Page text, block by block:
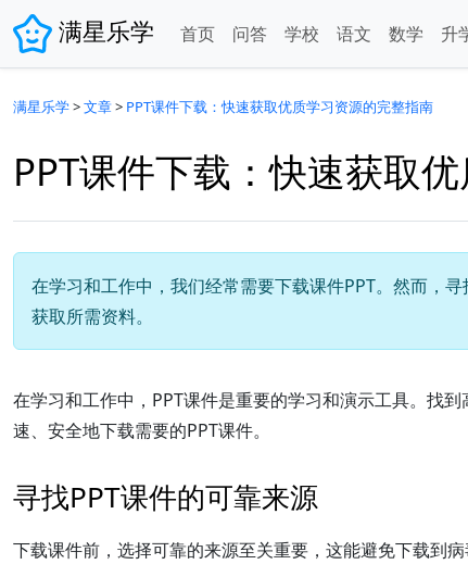
满星乐学 首页 问答 学校 语文 数学 升
满星乐学>文章> PPT课件下载：快速获取优质学习资源的完整指南
PPT课件下载：快速获取
在学习和工作中，我们经常需要下载课件PPT。然而，
获取所需资料。
在学习和工作中，PPT课件是重要的学习和演示工具。找
速、安全地下载需要的PPT课件。
寻找PPT课件的可靠来源
下载课件前，选择可靠的来源至关重要，这能避免下载到